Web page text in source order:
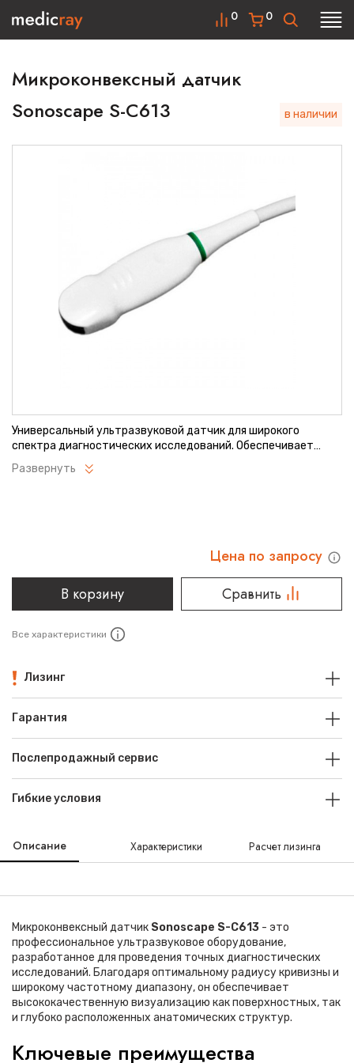
0
0
Микроконвексный датчик
Sonoscape S-C613
в наличии
Универсальный ультразвуковой датчик для широкого
спектра диагностических исследований. Обеспечивает
высокую детализацию изображения при обследовании
органов брюшной полости и малого таза. Оптимальное
Развернуть
Цена по запросу
В корзину
Сравнить
Все характеристики
Лизинг
Гарантия
Послепродажный сервис
Гибкие условия
Описание Характеристики Расчет лизинга
Микроконвексный датчик Sonoscape S-C613 - это
профессиональное ультразвуковое оборудование,
разработанное для проведения точных диагностических
исследований. Благодаря оптимальному радиусу кривизны и
широкому частотному диапазону, он обеспечивает
высококачественную визуализацию как поверхностных, так
и глубоко расположенных анатомических структур.
Ключевые преимущества